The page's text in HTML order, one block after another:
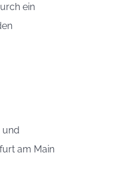
ein
und
am Main